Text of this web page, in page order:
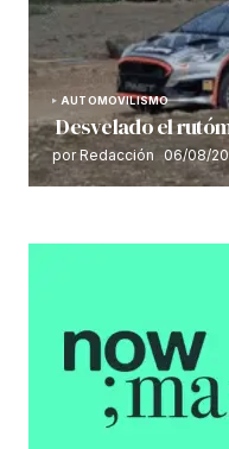
AUTOMOVILISMO
Desvelado el
por Redacción 06/08/